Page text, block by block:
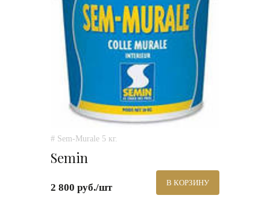
# Sem-Murale 5 кг.
Semin
2 800 руб./шт В КОРЗИНУ